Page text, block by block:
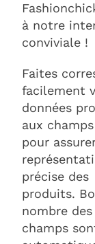
à notre
conviviale !
Faites
facilement
données
aux
pour
précise des
produits.
nombre des
champs